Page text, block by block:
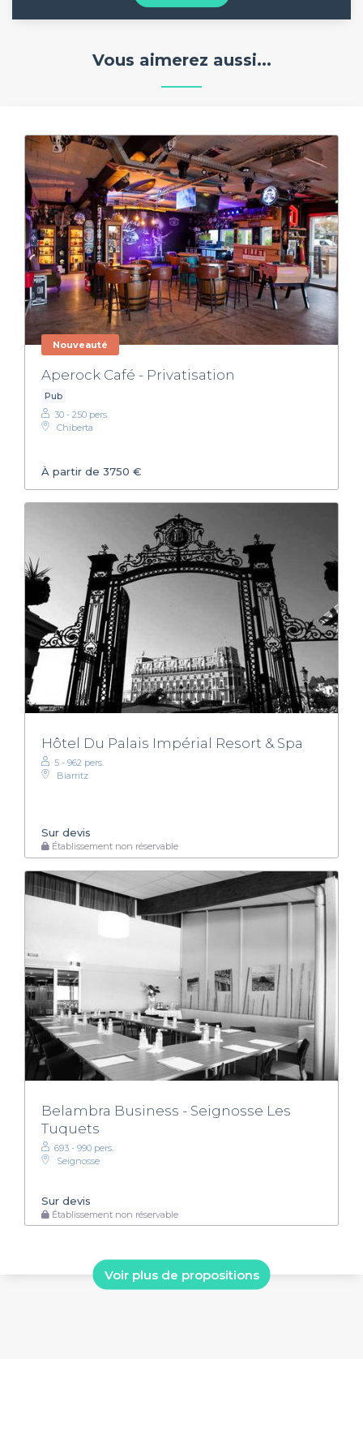
Vous aimerez aussi...
Nouveauté
Aperock Café - Privatisation
Pub
30 - 250 pers.
Chiberta
À partir de 3750 €
Hôtel Du Palais Impérial Resort & Spa
5 - 962 pers.
Biarritz
Sur devis
Établissement non réservable
Belambra Business - Seignosse Les
Tuquets
693 - 990 pers.
Seignosse
Sur devis
Établissement non réservable
Voir plus de propositions